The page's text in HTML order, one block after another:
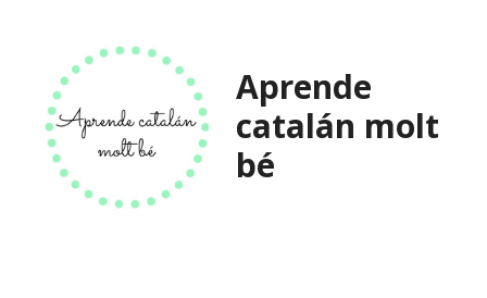
contenido
Aprende
catalán molt
bé